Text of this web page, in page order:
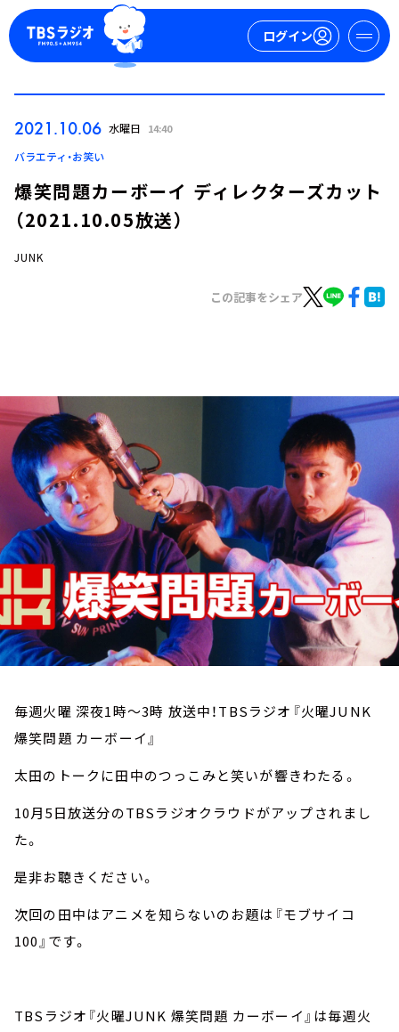
ログイン
ログイン
お知らせ
イベント・グッズ
YouTube
会社情報
2021.10.06 水曜日 14:40
バラエティ・お笑い
爆笑問題カーボーイ ディレクターズカット
（2021.10.05放送）
JUNK
この記事をシェア
毎週火曜 深夜1時～3時 放送中！TBSラジオ『火曜JUNK
爆笑問題 カーボーイ』
太田のトークに田中のつっこみと笑いが響きわたる。
10月5日放送分のTBSラジオクラウドがアップされまし
た。
是非お聴きください。
次回の田中はアニメを知らないのお題は『モブサイコ
100』です。
TBSラジオ『火曜JUNK 爆笑問題 カーボーイ』は毎週火